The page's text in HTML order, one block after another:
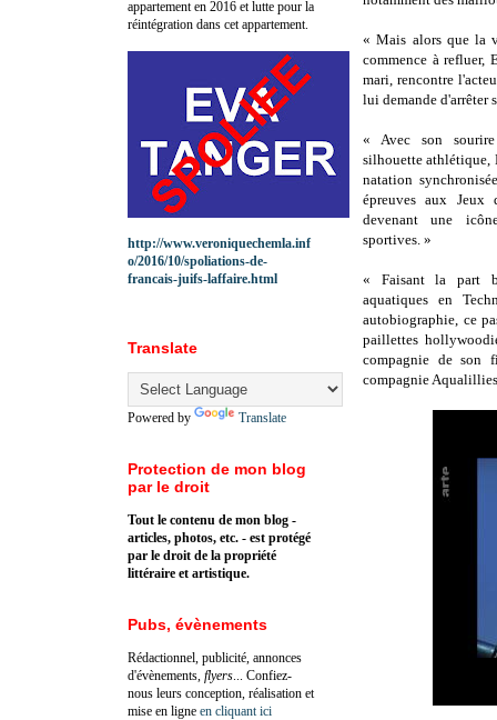
« Mais alors que la
commence à refluer,
mari, rencontre
lui demande d'arrêter
« Avec son
silhouette athlétique,
natation
épreuves aux
devenant une
sportives. »
« Faisant la part
aquatiques en
autobiographie, ce
paillettes
compagnie de son
compagnie
appartement en 2016 et lutte pour la
réintégration dans cet appartement.
http://www.veroniquechemla.inf
o/2016/10/spoliations-de-
francais-juifs-laffaire.html
Translate
Powered by Translate
Protection de mon blog
par le droit
Tout le contenu de mon blog -
articles, photos, etc. - est protégé
par le droit de la propriété
littéraire et artistique.
Pubs, évènements
Rédactionnel, publicité, annonces
d'évènements, flyers ... Confiez-
nous leurs conception, réalisation et
mise en ligne en cliquant ici